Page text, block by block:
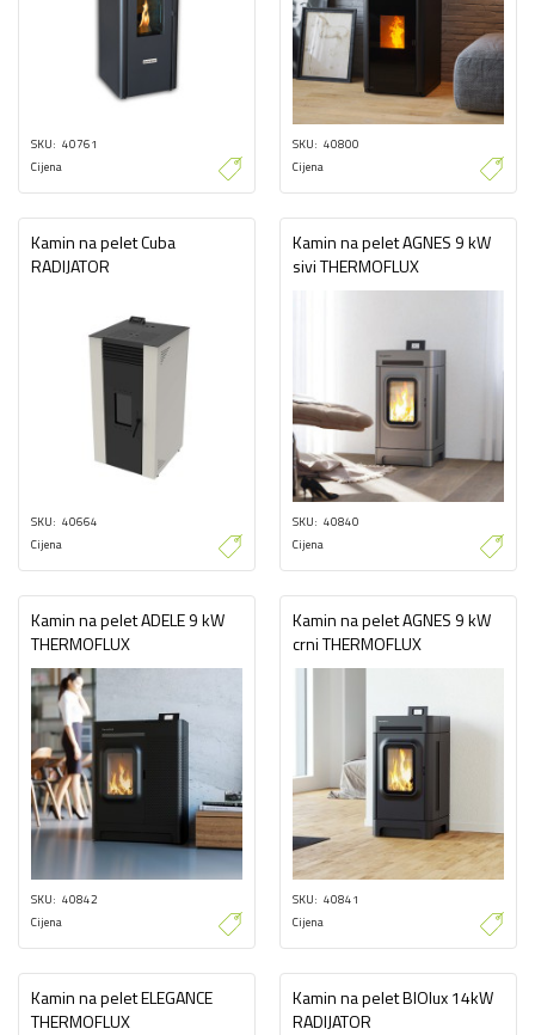
SKU 40761
Cijena
SKU 40800
Cijena
Kamin na pelet Cuba
RADIJATOR
SKU 40664
Cijena
Kamin na pelet AGNES 9 kW
sivi THERMOFLUX
SKU 40840
Cijena
Kamin na pelet ADELE 9 kW
THERMOFLUX
SKU 40842
Cijena
Kamin na pelet AGNES 9 kW
crni THERMOFLUX
SKU 40841
Cijena
Kamin na pelet ELEGANCE
THERMOFLUX
Kamin na pelet BIOlux 14kW
RADIJATOR